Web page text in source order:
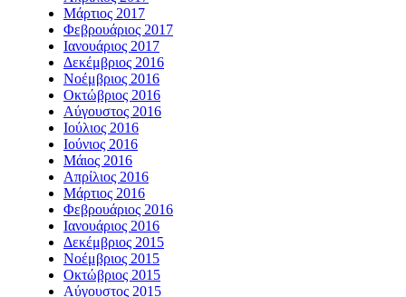
Μάρτιος 2017
Φεβρουάριος 2017
Ιανουάριος 2017
Δεκέμβριος 2016
Νοέμβριος 2016
Οκτώβριος 2016
Αύγουστος 2016
Ιούλιος 2016
Ιούνιος 2016
Μάιος 2016
Απρίλιος 2016
Μάρτιος 2016
Φεβρουάριος 2016
Ιανουάριος 2016
Δεκέμβριος 2015
Νοέμβριος 2015
Οκτώβριος 2015
Αύγουστος 2015